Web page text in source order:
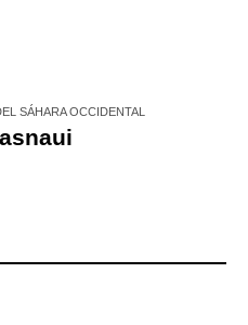
SÁHARA OCCIDENTAL